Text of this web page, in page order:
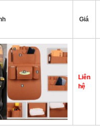
Giá
Liên
hệ